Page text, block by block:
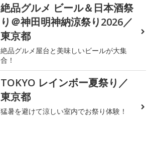
絶品グルメ ビール＆日本酒祭
り＠神田明神納涼祭り2026／
東京都
絶品グルメ屋台と美味しいビールが大集
合！
TOKYO レインボー夏祭り／
東京都
猛暑を避けて涼しい室内でお祭り体験！